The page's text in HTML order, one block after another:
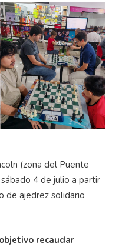
(zona del Puente
4 de julio a partir
de ajedrez solidario
recaudar